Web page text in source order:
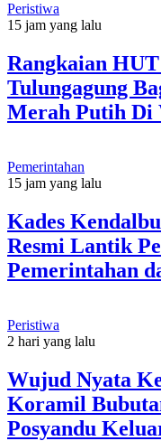
Peristiwa
15 jam yang lalu
Rangkaian
Tulungagung
Merah Putih Di
Pemerintahan
15 jam yang lalu
Kades
Resmi Lantik
Pemerintahan
Peristiwa
2 hari yang lalu
Wujud Nyata
Koramil
Posyandu